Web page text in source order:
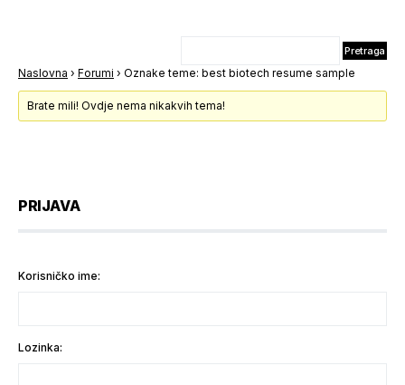
Naslovna › Forumi › Oznake teme: best biotech resume sample
Brate mili! Ovdje nema nikakvih tema!
PRIJAVA
Korisničko ime:
Lozinka: